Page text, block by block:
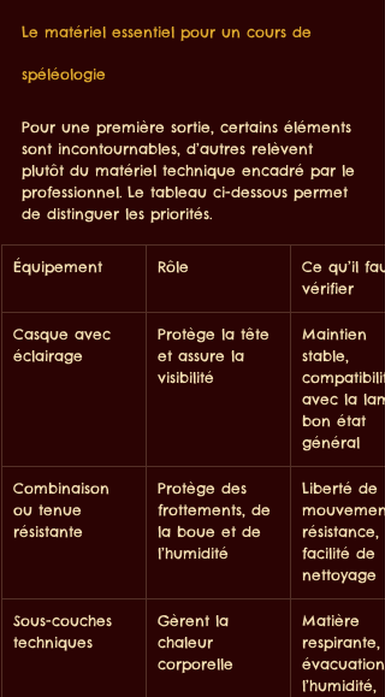
Le matériel essentiel pour un cours de
spéléologie
Pour une première sortie, certains éléments
sont incontournables, d’autres relèvent
plutôt du matériel technique encadré par le
professionnel. Le tableau ci-dessous permet
de distinguer les priorités.
Équipement Rôle
Ce qu’il
vérifier
Casque avec
éclairage
Protège la tête
et assure la
visibilité
Maintien
stable,
avec la
bon état
général
Combinaison
ou tenue
résistante
Protège des
frottements, de
la boue et de
l’humidité
Liberté de
résistance,
facilité de
nettoyage
Sous-couches
techniques
Gèrent la
chaleur
corporelle
Matière
respirante,
l’humidité,